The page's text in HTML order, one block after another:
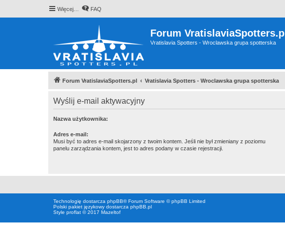
Więcej… FAQ
Forum VratislaviaSpotters.pl
Vratislavia Spotters - Wroclawska grupa spotterska
Forum VratislaviaSpotters.pl Vratislavia Spotters - Wroclawska grupa spotterska
Wyślij e-mail aktywacyjny
Nazwa użytkownika:
Adres e-mail:
Musi być to adres e-mail skojarzony z twoim kontem. Jeśli nie był zmieniany z poziomu
panelu zarządzania kontem, jest to adres podany w czasie rejestracji.
Technologię dostarcza phpBB® Forum Software © phpBB Limited
Polski pakiet językowy dostarcza phpBB.pl
Style proflat © 2017 Mazeltof